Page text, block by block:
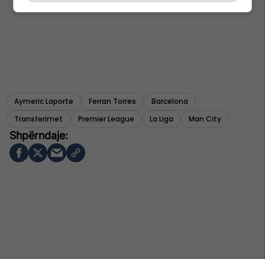
Aymeric Laporte Ferran Torres
Barcelona
Transferimet
Premier League La Liga Man City